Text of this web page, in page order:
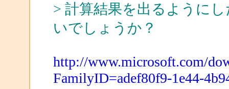
> 計算結果を出るように
いでしょうか？
http://www.microsoft.com/
FamilyID=adef80f9-1e44-